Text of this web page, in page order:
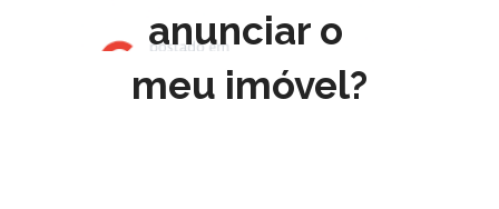
anunciar o
meu imóvel?